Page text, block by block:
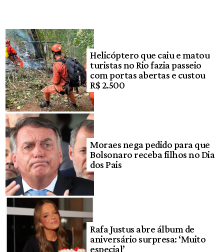
Helicóptero que caiu e matou
turistas no Rio fazia passeio
com portas abertas e custou
R$ 2.500
Moraes nega pedido para que
Bolsonaro receba filhos no Dia
dos Pais
Rafa Justus abre álbum de
aniversário surpresa: ‘Muito
especial’